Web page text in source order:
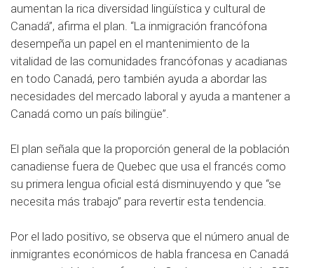
aumentan la rica diversidad lingüística y cultural de
Canadá”, afirma el plan. “La inmigración francófona
desempeña un papel en el mantenimiento de la
vitalidad de las comunidades francófonas y acadianas
en todo Canadá, pero también ayuda a abordar las
necesidades del mercado laboral y ayuda a mantener a
Canadá como un país bilingüe”.
El plan señala que la proporción general de la población
canadiense fuera de Quebec que usa el francés como
su primera lengua oficial está disminuyendo y que “se
necesita más trabajo” para revertir esta tendencia.
Por el lado positivo, se observa que el número anual de
inmigrantes económicos de habla francesa en Canadá